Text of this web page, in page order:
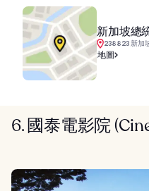
新加坡總
238823 新加
地圖
6. 國泰電影院